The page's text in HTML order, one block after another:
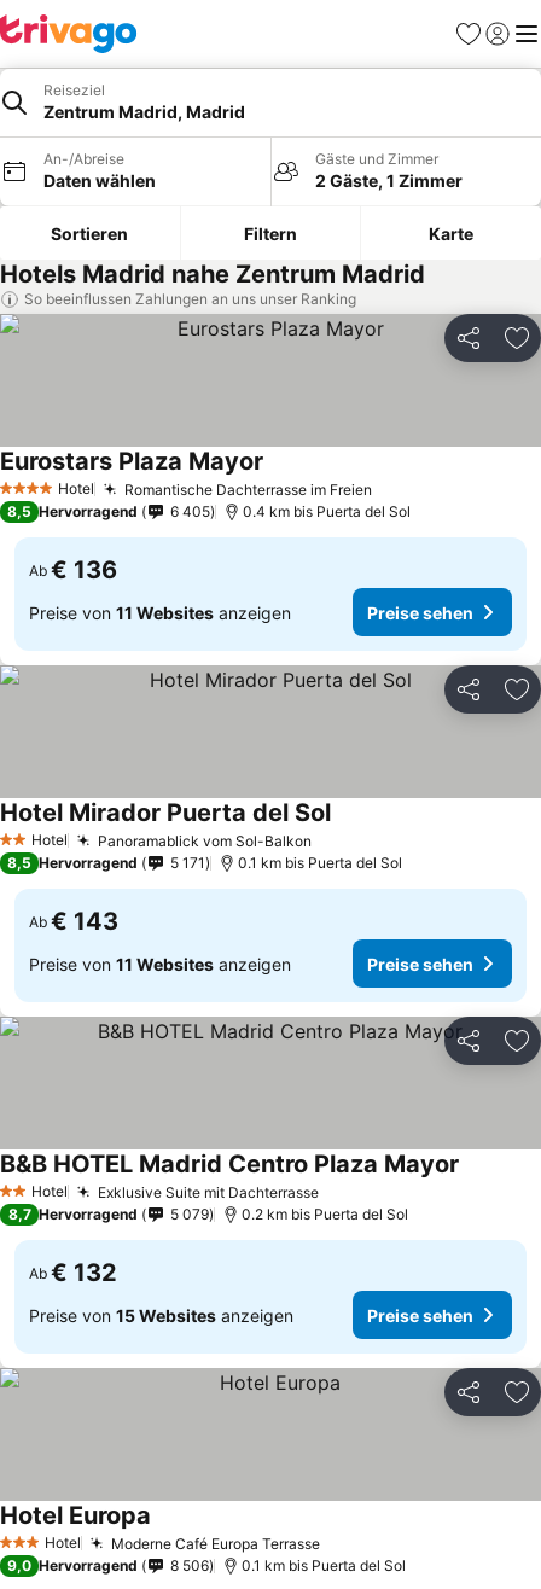
Favoriten
Reiseziel
Zentrum Madrid, Madrid
An-/Abreise
Daten wählen
Gäste und Zimmer
2 Gäste, 1 Zimmer
Sortieren Filtern Karte
Hotels Madrid nahe Zentrum Madrid
So beeinflussen Zahlungen an uns unser Ranking
Teilen
4 Sterne Hotel Romantische Dachterrasse im Freien
Eurostars Plaza Mayor
8,5 Hervorragend 6 405 0.4 km bis Puerta del Sol
Ab € 136
Preise von 11 Websites anzeigen Preise sehen
Teilen
2 Sterne
Hotel Panoramablick vom Sol-Balkon
Hotel Mirador Puerta del SolPreise sehen
8,5 Hervorragend 5 171 0.1 km bis Puerta del Sol
Ab € 143
Preise von 11 Websites anzeigen Preise sehen
Teilen
2 Sterne
Hotel Exklusive Suite mit DachterrassePreise sehen
B&B HOTEL Madrid Centro Plaza Mayor
8,7 Hervorragend 5 079 0.2 km bis Puerta del Sol
Ab € 132
Preise von 15 Websites anzeigen Preise sehen
Teilen
3 SterneHotel Moderne Café Europa TerrassePreise sehen
Hotel Europa
9,0 Hervorragend 8 506 0.1 km bis Puerta del Sol